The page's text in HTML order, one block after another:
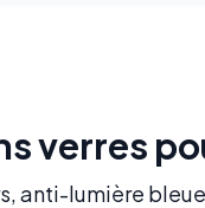
verres
anti-lumière